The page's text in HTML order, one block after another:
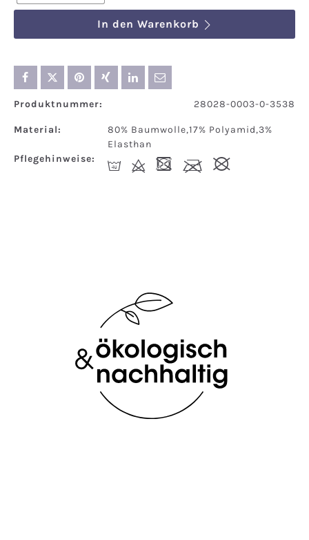
In den Warenkorb
Produktnummer: 28028-0003-0-3538
Material:
80% Baumwolle,17% Polyamid,3%
Elasthan
Pflegehinweise:
I d - l #